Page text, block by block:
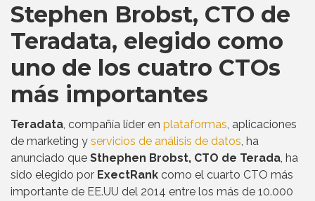
Stephen Brobst, CTO de
Teradata, elegido como
uno de los cuatro CTOs
más importantes
Teradata, compañía líder en plataformas, aplicaciones
de marketing y servicios de análisis de datos, ha
anunciado que Sthephen Brobst, CTO de Terada, ha
sido elegido por ExectRank como el cuarto CTO más
importante de EE.UU del 2014 entre los más de 10.000